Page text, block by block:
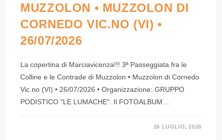
MUZZOLON • MUZZOLON DI
CORNEDO VIC.NO (VI) •
26/07/2026
La copertina di Marciavicenza!!! 3ª Passeggiata fra le
Colline e le Contrade di Muzzolon • Muzzolon di Cornedo
Vic.no (VI) • 26/07/2026 • Organizzazione: GRUPPO
PODISTICO "LE LUMACHE". Il FOTOALBUM…
26 LUGLIO, 2026